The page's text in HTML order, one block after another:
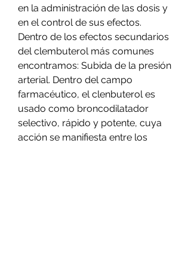
en la administración de las dosis y
en el control de sus efectos.
Dentro de los efectos secundarios
del clembuterol más comunes
encontramos: Subida de la presión
arterial. Dentro del campo
farmacéutico, el clenbuterol es
usado como broncodilatador
selectivo, rápido y potente, cuya
acción se manifiesta entre los